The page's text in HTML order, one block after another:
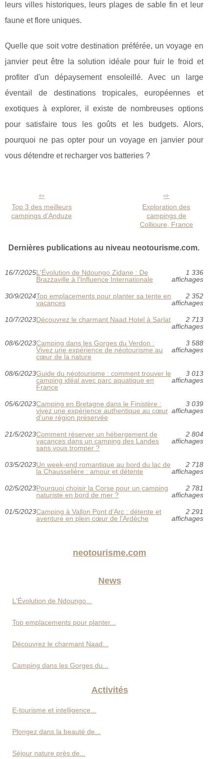
leurs villes historiques, leurs plages de sable fin et leur
faune et flore uniques.
Quelle que soit votre destination préférée, un voyage en
janvier peut être la solution idéale pour fuir le froid et
profiter d'un dépaysement ensoleillé. Avec un large
éventail de destinations tropicales, européennes et
exotiques à explorer, il existe de nombreuses options
pour satisfaire tous les goûts et les budgets. Alors,
pourquoi ne pas opter pour un voyage en janvier pour
vous détendre et recharger vos batteries ?
Top 3 des meilleurs
campings d’Anduze
Exploration des
campings de
Collioure, France
Dernières publications au niveau neotourisme.com.
16/7/2025L'Évolution de Ndoungo Zidane : De
Brazzaville à l'Influence Internationale
1 336
affichages
30/9/2024Top emplacements pour planter sa tente en
vacances
2 352
affichages
10/7/2023Découvrez le charmant Naad Hotel à Sarlat
2 713
affichages
08/6/2023Camping dans les Gorges du Verdon :
Vivez une expérience de néotourisme au
cœur de la nature
3 588
affichages
08/6/2023Guide du néotourisme : comment trouver le
camping idéal avec parc aquatique en
France
3 013
affichages
05/6/2023Camping en Bretagne dans le Finistère :
vivez une expérience authentique au cœur
d'une région préservée
3 039
affichages
21/5/2023Comment réserver un hébergement de
vacances dans un camping des Landes
sans vous tromper ?
2 804
affichages
03/5/2023Un week-end romantique au bord du lac de
la Chausselière : amour et détente
2 718
affichages
02/5/2023Pourquoi choisir la Corse pour un camping
naturiste en bord de mer ?
2 781
affichages
01/5/2023Camping à Vallon Pont d'Arc : détente et
aventure en plein cœur de l'Ardèche
2 291
affichages
neotourisme.com
News
L'Évolution de Ndoungo...
Top emplacements pour planter...
Découvrez le charmant Naad...
Camping dans les Gorges du...
Activités
E-tourisme et intelligence...
Plongez dans la beauté de...
Séjour nature près de...